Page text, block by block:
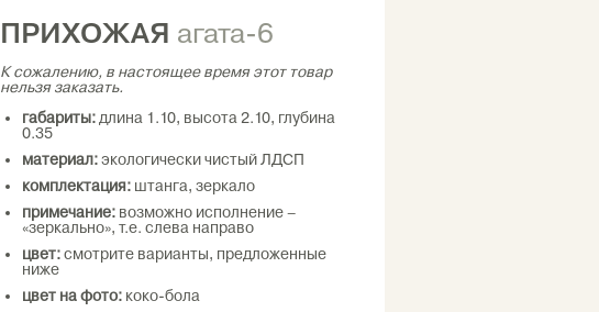
ПРИХОЖАЯ агата-6
К сожалению, в настоящее время этот товар
нельзя заказать.
габариты:длина 1.10, высота 2.10, глубина
0.35
материал:экологически чистый ЛДСП
комплектация: штанга, зеркало
примечание: возможно исполнение –
«зеркально», т.е. слева направо
цвет:смотрите варианты, предложенные
ниже
цвет на фото: коко-бола